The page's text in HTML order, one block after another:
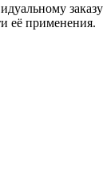
заказу
её применения.